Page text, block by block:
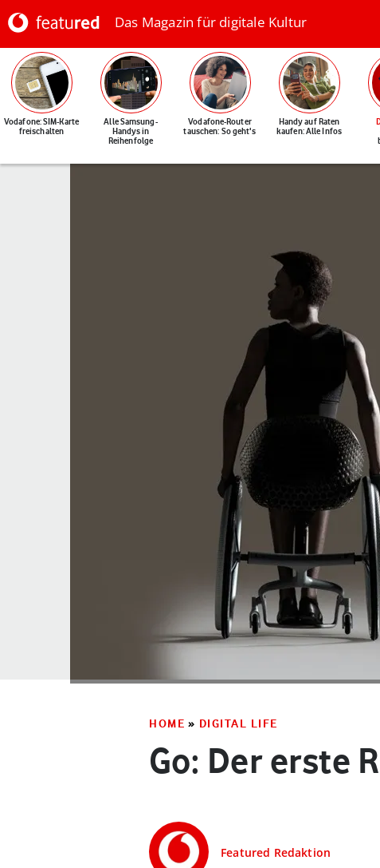
Das Magazin für digitale Kultur
Vodafone: SIM-Karte
freischalten
Alle Samsung-
Handys in
Reihenfolge
Vodafone-Router
tauschen: So geht's
Handy auf Raten
kaufen: Alle Infos
HOME » DIGITAL LIFE
Go: Der erste
Featured Redaktion